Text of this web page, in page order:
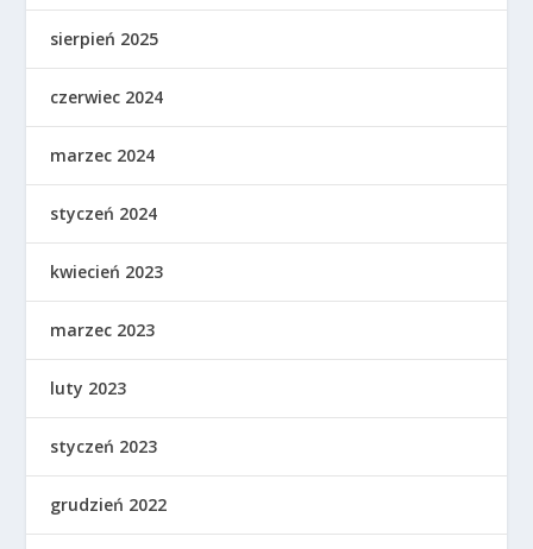
sierpień 2025
czerwiec 2024
marzec 2024
styczeń 2024
kwiecień 2023
marzec 2023
luty 2023
styczeń 2023
grudzień 2022